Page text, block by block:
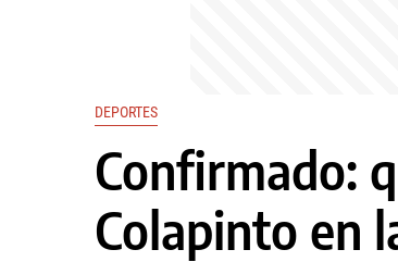
DEPORTES
Confirmado:
Colapinto en